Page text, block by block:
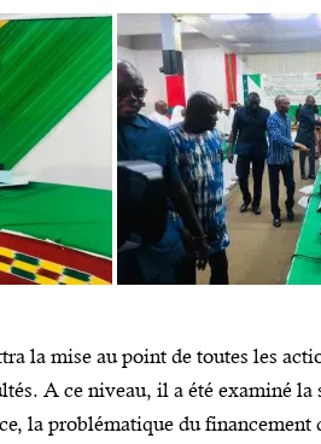
la mise au point de toutes les
A ce niveau, il a été examiné
la problématique du financement